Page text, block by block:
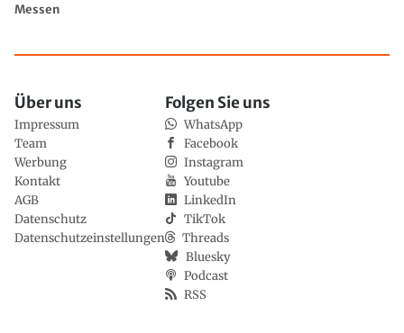
Messen
Über uns
Impressum
Team
Werbung
Kontakt
AGB
Datenschutz
Datenschutzeinstellungen
Folgen Sie uns
WhatsApp
Facebook
Instagram
Youtube
LinkedIn
TikTok
Threads
Bluesky
Podcast
RSS